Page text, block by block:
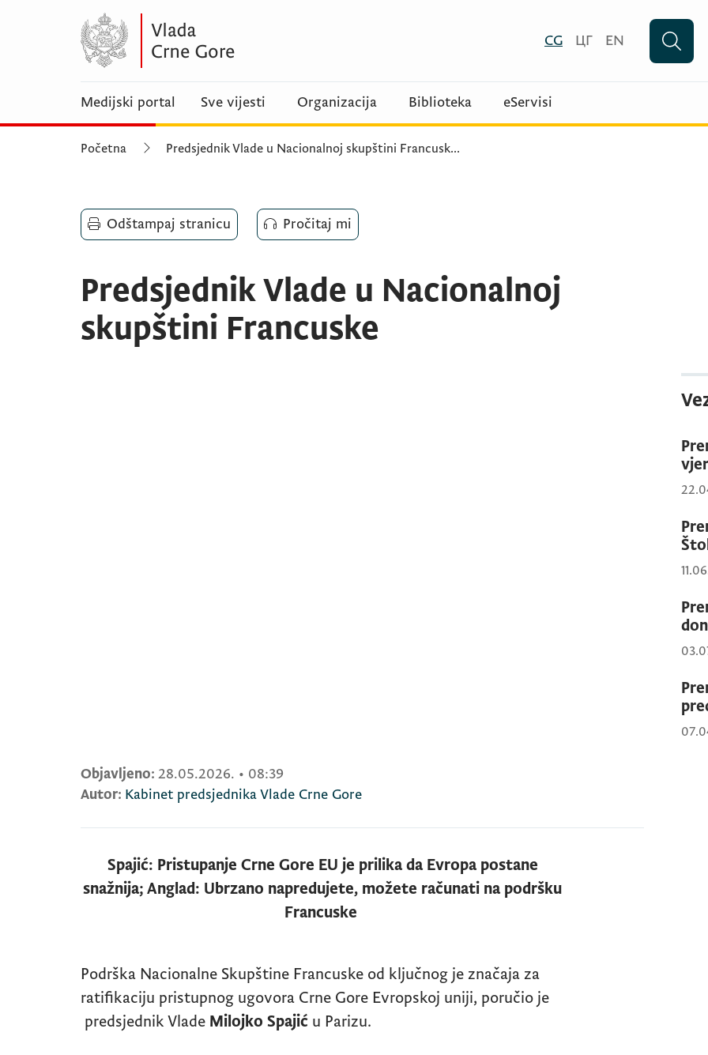
CG ЦГ EN
Medijski portal Sve vijesti Organizacija Biblioteka eServisi
Početna Predsjednik Vlade u Nacionalnoj skupštini Francusk...
Odštampaj stranicu Pročitaj mi
Predsjednik Vlade u Nacionalnoj
skupštini Francuske
Objavljeno: 28.05.2026. • 08:39
Autor: Kabinet predsjednika Vlade Crne Gore
Spajić: Pristupanje Crne Gore EU je prilika da Evropa postane
snažnija; Anglad: Ubrzano napredujete, možete računati na podršku
Francuske
Podrška Nacionalne Skupštine Francuske od ključnog je značaja za
ratifikaciju pristupnog ugovora Crne Gore Evropskoj uniji, poručio je
predsjednik Vlade Milojko Spajić u Parizu.